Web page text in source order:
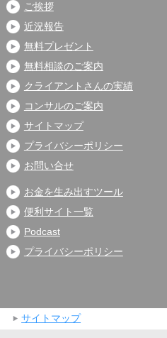
ご挨拶
近況報告
無料プレゼント
無料相談のご案内
クライアントさんの実績
コンサルのご案内
サイトマップ
プライバシーポリシー
お問い合せ
お金を生み出すツール
便利サイト一覧
Podcast
プライバシーポリシー
サイトマップ